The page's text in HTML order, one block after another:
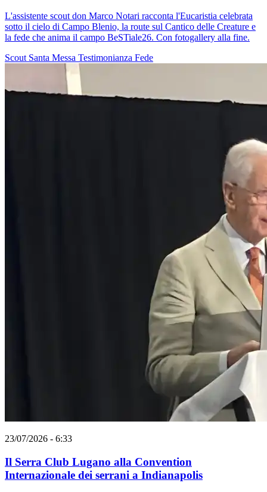
L'assistente scout don Marco Notari racconta l'Eucaristia celebrata
sotto il cielo di Campo Blenio, la route sul Cantico delle Creature e
la fede che anima il campo BeSTiale26. Con fotogallery alla fine.
Scout Santa Messa Testimonianza Fede
23/07/2026 - 6:33
Il Serra Club Lugano alla Convention
Internazionale dei serrani a Indianapolis